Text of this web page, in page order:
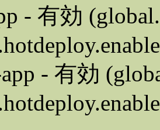
- 有効
- 有効